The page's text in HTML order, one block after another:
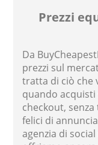
Prezzi
Da
prezzi sul
tratta di ciò che
quando
checkout,
felici di
agenzia di